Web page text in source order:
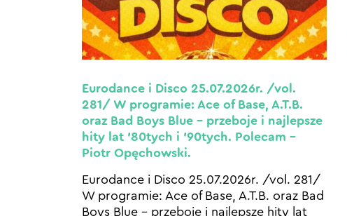
Eurodance i Disco 25.07.2026r. /vol.
281/ W programie: Ace of Base, A.T.B.
oraz Bad Boys Blue – przeboje i najlepsze
hity lat ’80tych i ’90tych. Polecam –
Piotr Opęchowski.
Eurodance i Disco 25.07.2026r. /vol. 281/
W programie: Ace of Base, A.T.B. oraz Bad
Boys Blue – przeboje i najlepsze hity lat